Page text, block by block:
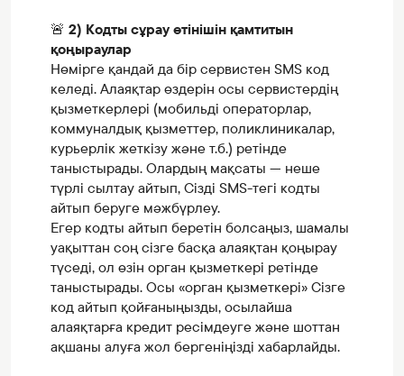
🚨 2) Кодты сұрау өтінішін қамтитын
қоңыраулар
Нөмірге қандай да бір сервистен SMS код
келеді. Алаяқтар өздерін осы сервистердің
қызметкерлері (мобильді операторлар,
коммуналдық қызметтер, поликлиникалар,
курьерлік жеткізу және т.б.) ретінде
таныстырады. Олардың мақсаты — неше
түрлі сылтау айтып, Сізді SMS-тегі кодты
айтып беруге мәжбүрлеу.
Егер кодты айтып беретін болсаңыз, шамалы
уақыттан соң сізге басқа алаяқтан қоңырау
түседі, ол өзін орган қызметкері ретінде
таныстырады. Осы «орган қызметкері» Сізге
код айтып қойғаныңызды, осылайша
алаяқтарға кредит ресімдеуге және шоттан
ақшаны алуға жол бергеніңізді хабарлайды.